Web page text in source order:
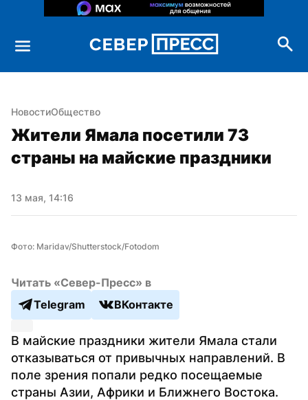
НовостиОбщество
Жители Ямала посетили 73
страны на майские праздники
13 мая, 14:16
Фото: Maridav/Shutterstock/Fotodom
Читать «Север-Пресс» в
Telegram
ВКонтакте
В майские праздники жители Ямала стали
отказываться от привычных направлений. В
поле зрения попали редко посещаемые
страны Азии, Африки и Ближнего Востока.